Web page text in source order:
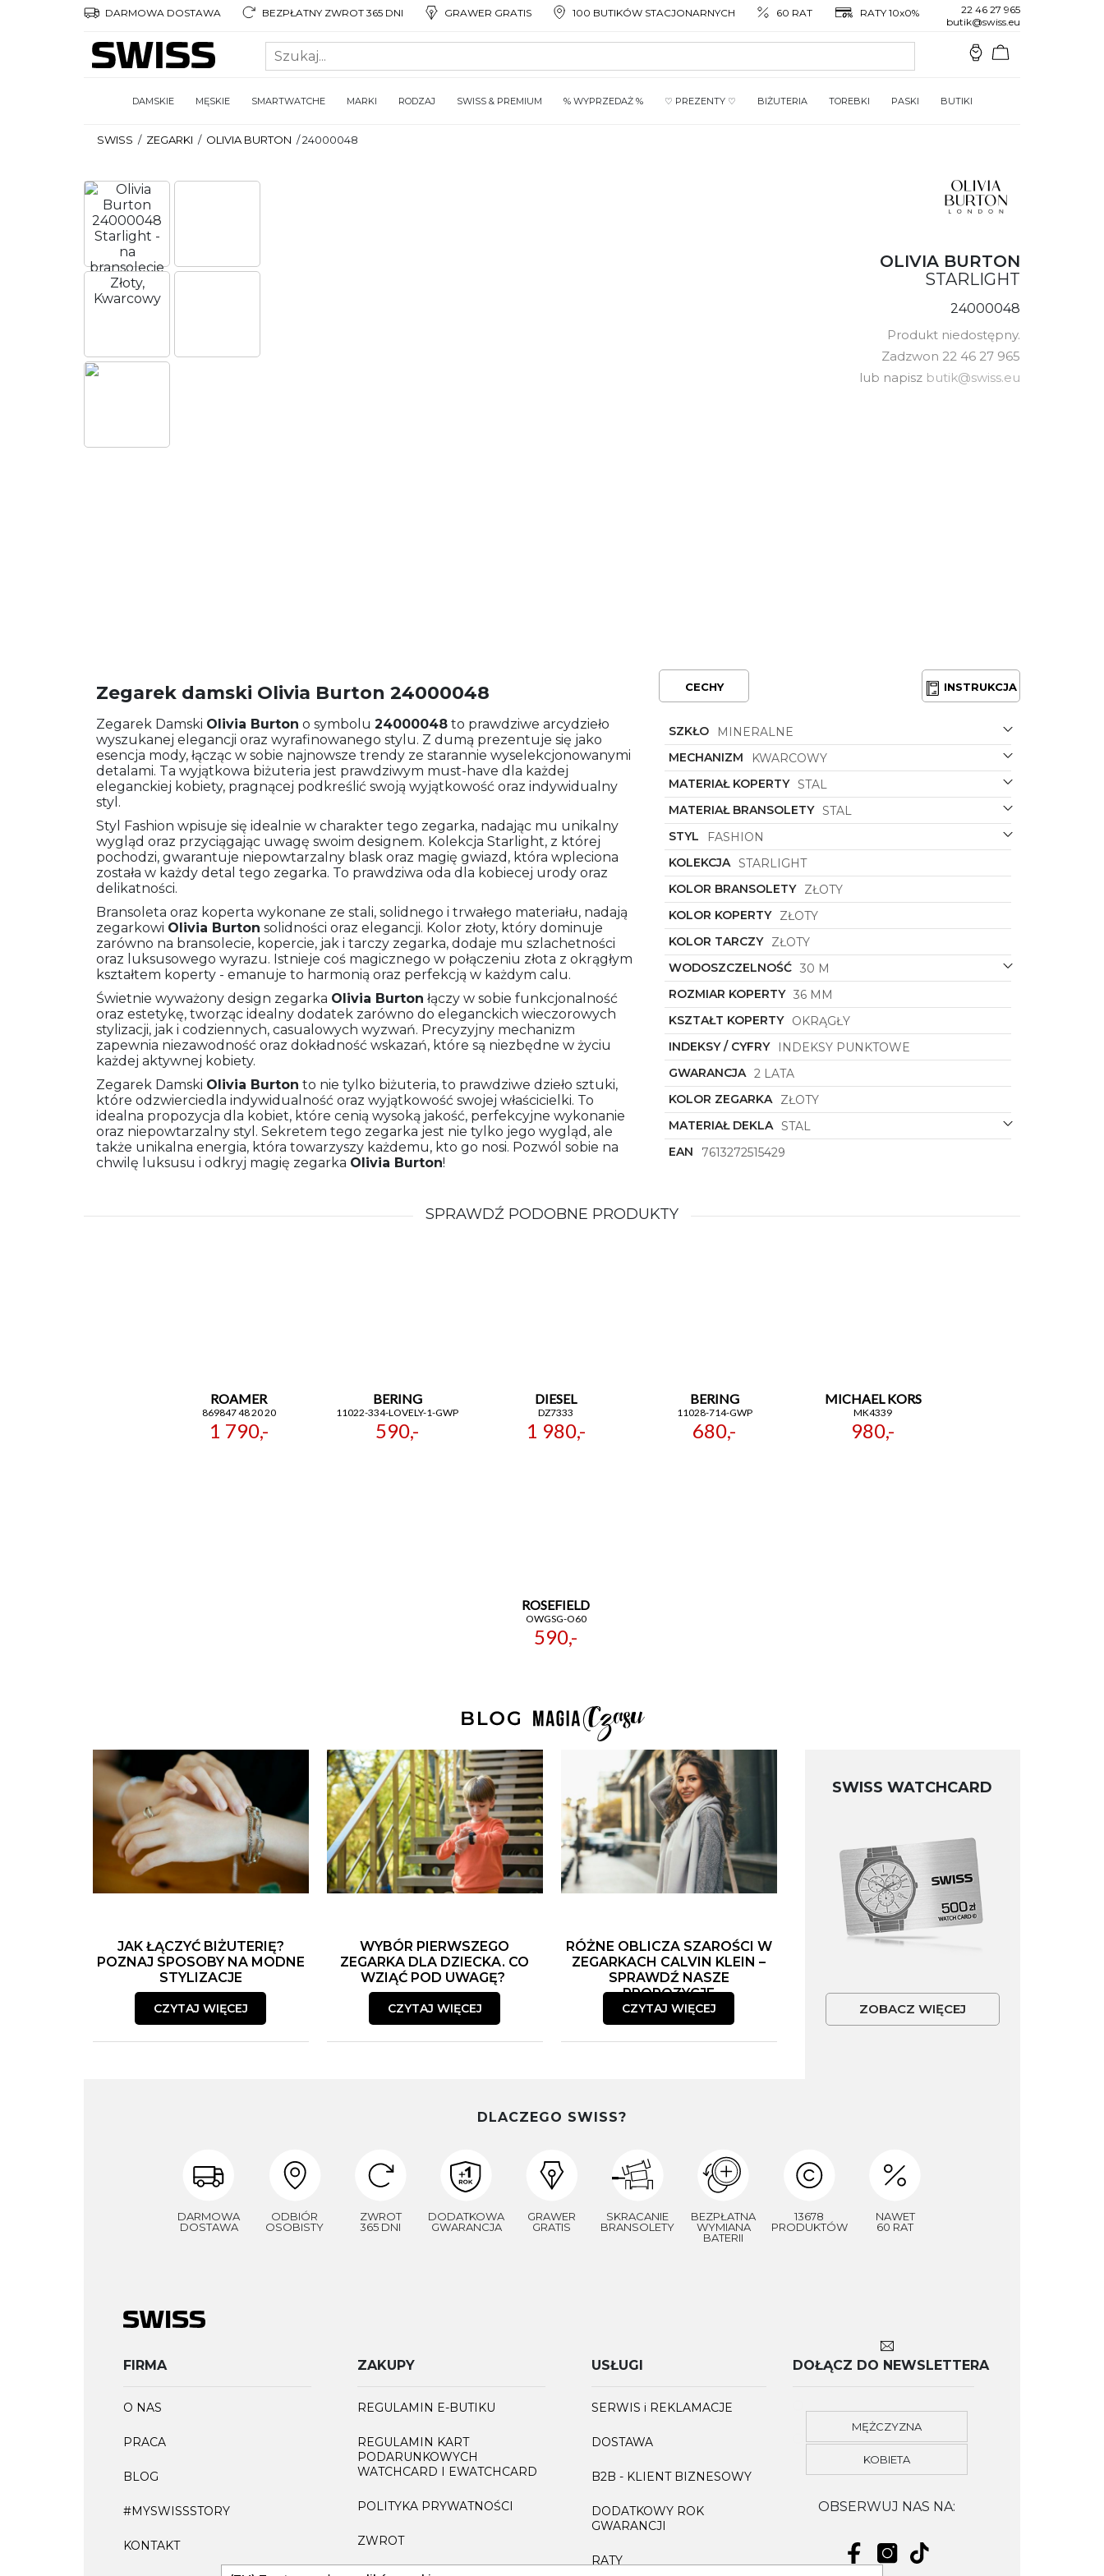
DARMOWA DOSTAWA BEZPŁATNY ZWROT 365 DNI GRAWER GRATIS 100 BUTIKÓW STACJONARNYCH 60 RAT RATY 10x0%
22 46 27 965
butik@swiss.eu
DAMSKIE MĘSKIE SMARTWATCHE MARKI RODZAJ SWISS & PREMIUM % WYPRZEDAŻ % ♡ PREZENTY ♡ BIŻUTERIA TOREBKI PASKI BUTIKI
SWISS / ZEGARKI / OLIVIA BURTON /24000048
OLIVIA BURTON
STARLIGHT
24000048
Produkt niedostępny.
Zadzwon 22 46 27 965
lub napisz butik@swiss.eu
Zegarek damski Olivia Burton 24000048
Zegarek Damski Olivia Burton o symbolu 24000048 to prawdziwe arcydzieło
wyszukanej elegancji oraz wyrafinowanego stylu. Z dumą prezentuje się jako
esencja mody, łącząc w sobie najnowsze trendy ze starannie wyselekcjonowanymi
detalami. Ta wyjątkowa biżuteria jest prawdziwym must-have dla każdej
eleganckiej kobiety, pragnącej podkreślić swoją wyjątkowość oraz indywidualny
styl.
Styl Fashion wpisuje się idealnie w charakter tego zegarka, nadając mu unikalny
wygląd oraz przyciągając uwagę swoim designem. Kolekcja Starlight, z której
pochodzi, gwarantuje niepowtarzalny blask oraz magię gwiazd, która wpleciona
została w każdy detal tego zegarka. To prawdziwa oda dla kobiecej urody oraz
delikatności.
Bransoleta oraz koperta wykonane ze stali, solidnego i trwałego materiału, nadają
zegarkowi Olivia Burton solidności oraz elegancji. Kolor złoty, który dominuje
zarówno na bransolecie, kopercie, jak i tarczy zegarka, dodaje mu szlachetności
oraz luksusowego wyrazu. Istnieje coś magicznego w połączeniu złota z okrągłym
kształtem koperty - emanuje to harmonią oraz perfekcją w każdym calu.
Świetnie wyważony design zegarka Olivia Burton łączy w sobie funkcjonalność
oraz estetykę, tworząc idealny dodatek zarówno do eleganckich wieczorowych
stylizacji, jak i codziennych, casualowych wyzwań. Precyzyjny mechanizm
zapewnia niezawodność oraz dokładność wskazań, które są niezbędne w życiu
każdej aktywnej kobiety.
Zegarek Damski Olivia Burton to nie tylko biżuteria, to prawdziwe dzieło sztuki,
które odzwierciedla indywidualność oraz wyjątkowość swojej właścicielki. To
idealna propozycja dla kobiet, które cenią wysoką jakość, perfekcyjne wykonanie
oraz niepowtarzalny styl. Sekretem tego zegarka jest nie tylko jego wygląd, ale
także unikalna energia, która towarzyszy każdemu, kto go nosi. Pozwól sobie na
chwilę luksusu i odkryj magię zegarka Olivia Burton!
CECHY INSTRUKCJA
SZKŁO
MINERALNE
MECHANIZM
KWARCOWY
MATERIAŁ KOPERTY STAL
MATERIAŁ BRANSOLETY STAL
STYL
FASHION
KOLEKCJA STARLIGHT
KOLOR BRANSOLETY
ZŁOTY
KOLOR KOPERTY
ZŁOTY
KOLOR TARCZY
ZŁOTY
WODOSZCZELNOŚĆ 30 M
ROZMIAR KOPERTY 36 MM
KSZTAŁT KOPERTY
OKRĄGŁY
INDEKSY / CYFRY
INDEKSY PUNKTOWE
GWARANCJA 2 LATA
KOLOR ZEGARKA
ZŁOTY
MATERIAŁ DEKLA STAL
EAN
7613272515429
SPRAWDŹ PODOBNE PRODUKTY
ROAMER
869847 48 20 20
1 790,-
BERING
11022-334-LOVELY-1-GWP
590,-
DIESEL
DZ7333
1 980,-
BERING
11028-714-GWP
680,-
MICHAEL KORS
MK4339
980,-
ROSEFIELD
OWGSG-O60
590,-
JAK ŁĄCZYĆ BIŻUTERIĘ?
POZNAJ SPOSOBY NA MODNE
STYLIZACJE
CZYTAJ WIĘCEJ
WYBÓR PIERWSZEGO
ZEGARKA DLA DZIECKA. CO
WZIĄĆ POD UWAGĘ?
CZYTAJ WIĘCEJ
RÓŻNE OBLICZA SZAROŚCI W
ZEGARKACH CALVIN KLEIN –
SPRAWDŹ NASZE
PROPOZYCJE
CZYTAJ WIĘCEJ
SWISS WATCHCARD
ZOBACZ WIĘCEJ
DLACZEGO SWISS?
DARMOWA
DOSTAWA
ODBIÓR
OSOBISTY
ZWROT
365 DNI
DODATKOWA
GWARANCJA
GRAWER
GRATIS
SKRACANIE
BRANSOLETY
BEZPŁATNA
WYMIANA
BATERII
13678
PRODUKTÓW
NAWET
60 RAT
FIRMA
O NAS
PRACA
BLOG
#MYSWISSSTORY
KONTAKT
ZAKUPY
REGULAMIN E-BUTIKU
REGULAMIN KART
PODARUNKOWYCH
WATCHCARD I EWATCHCARD
POLITYKA PRYWATNOŚCI
ZWROT
USŁUGI
SERWIS i REKLAMACJE
DOSTAWA
B2B - KLIENT BIZNESOWY
DODATKOWY ROK
GWARANCJI
RATY
DOŁĄCZ DO NEWSLETTERA
MĘŻCZYZNA
KOBIETA
OBSERWUJ NAS NA: